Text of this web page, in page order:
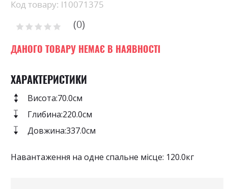
Skip
the
of
gallery
Код товару: l10071375
Рейтинг: 0
ДАНОГО ТОВАРУ НЕМАЄ В НАЯВНОСТІ
ХАРАКТЕРИСТИКИ
Висота:70.0см
Глибина:220.0см
Довжина:337.0см
Навантаження на одне спальне місце: 120.0кг